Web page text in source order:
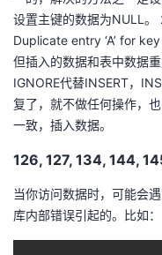
设置主键的数据为NULL
Duplicate entry ‘A’ for key
但插入的数据和表中数据
IGNORE代替INSERT，
复了，就不做任何操作，
一致，插入数据。
126, 127, 134, 144,
当你访问数据时，可能会
库内部错误引起的。比如：